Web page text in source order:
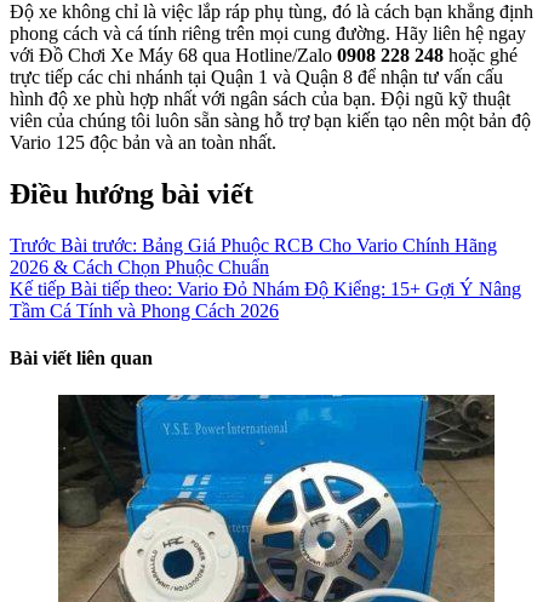
Độ xe không chỉ là việc lắp ráp phụ tùng, đó là cách bạn khẳng định
phong cách và cá tính riêng trên mọi cung đường. Hãy liên hệ ngay
với Đồ Chơi Xe Máy 68 qua Hotline/Zalo 0908 228 248 hoặc ghé
trực tiếp các chi nhánh tại Quận 1 và Quận 8 để nhận tư vấn cấu
hình độ xe phù hợp nhất với ngân sách của bạn. Đội ngũ kỹ thuật
viên của chúng tôi luôn sẵn sàng hỗ trợ bạn kiến tạo nên một bản độ
Vario 125 độc bản và an toàn nhất.
Điều hướng bài viết
Trước Bài trước: Bảng Giá Phuộc RCB Cho Vario Chính Hãng
2026 & Cách Chọn Phuộc Chuẩn
Kế tiếp Bài tiếp theo: Vario Đỏ Nhám Độ Kiểng: 15+ Gợi Ý Nâng
Tầm Cá Tính và Phong Cách 2026
Bài viết liên quan